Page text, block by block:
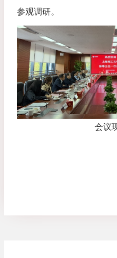
参观调研。
会议